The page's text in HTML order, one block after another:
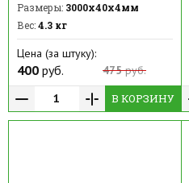
Размеры: 3000х40х4мм
Вес:4.3 кг
Цена (за штуку):
400 руб. 475руб.
В КОРЗИНУ